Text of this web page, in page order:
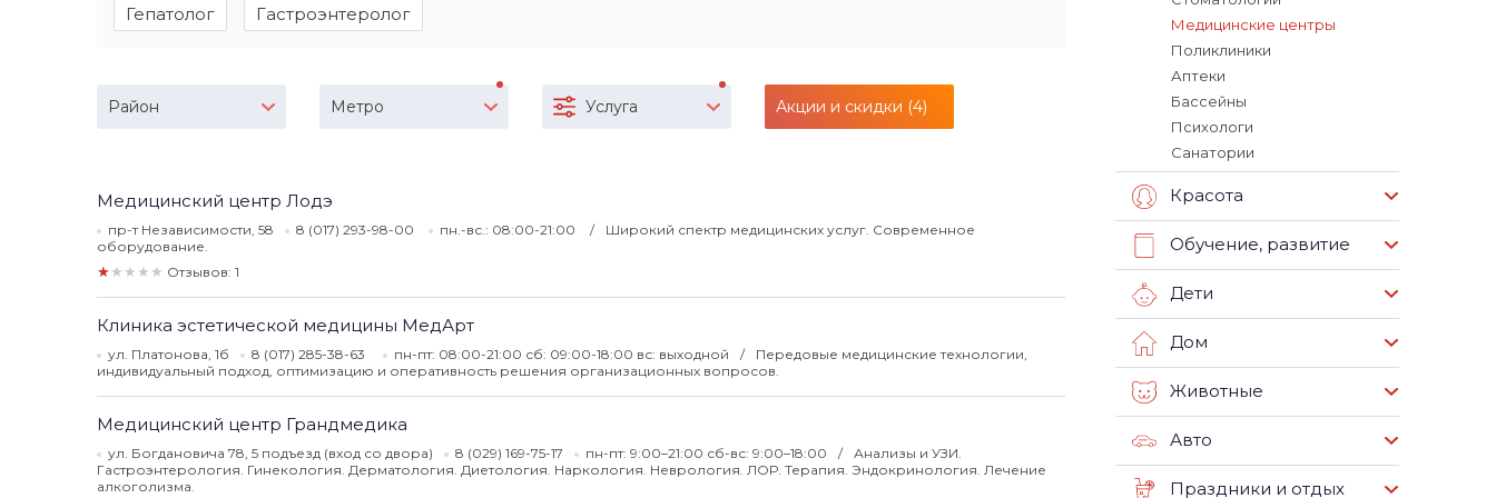
Гепатолог Гастроэнтеролог
Район Метро Услуга Акции и скидки (4)
Медицинский центр Лодэ
пр-т Независимости, 58 8 (017) 293-98-00 пн.-вс.: 08:00-21:00
Широкий спектр медицинских услуг. Современное
оборудование.
★★★★★ Отзывов: 1
Клиника эстетической медицины МедАрт
ул. Платонова, 1б 8 (017) 285-38-63 пн-пт: 08:00-21:00 сб: 09:00-18:00 вс: выходной
Передовые медицинские технологии,
индивидуальный подход, оптимизацию и оперативность решения организационных вопросов.
Медицинский центр Грандмедика
ул. Богдановича 78, 5 подъезд (вход со двора) 8 (029) 169-75-17 пн-пт: 9:00–21:00 сб-вс: 9:00–18:00
Анализы и УЗИ.
Гастроэнтерология. Гинекология. Дерматология. Диетология. Наркология. Неврология. ЛОР. Терапия. Эндокринология. Лечение
алкоголизма.
Медицинские центры
Поликлиники
Аптеки
Бассейны
Психологи
Санатории
Красота
Обучение, развитие
Дети
Дом
Животные
Авто
Праздники и отдых